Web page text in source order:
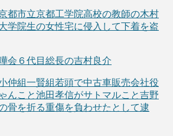
都市立京都工学院高校の教師の木村
学院生の女性宅に侵入して下着を盗
会６代目総長の吉村良介
仲組一賢組若頭で中古車販売会社役
んこと池田孝信がサトマルこと吉野
骨を折る重傷を負わせたとして逮